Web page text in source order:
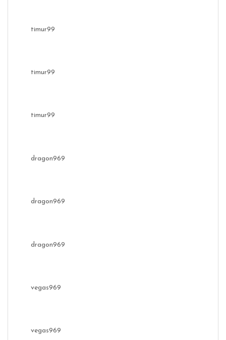
timur99
timur99
timur99
dragon969
dragon969
dragon969
vegas969
vegas969